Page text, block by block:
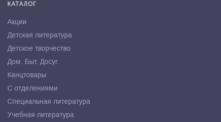
КАТАЛОГ
Акции
Детская литература
Детское творчество
Дом. Быт. Досуг.
Канцтовары
С отделениями
Специальная литература
Учебная литература